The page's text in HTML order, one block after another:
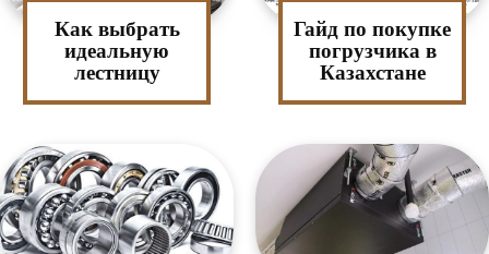
Как выбрать
идеальную
лестницу
Гайд по покупке
погрузчика в
Казахстане